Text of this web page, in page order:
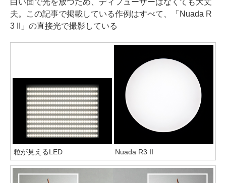
夫。この記事で掲載している作例はすべて、「Nuada R
3 II」の直接光で撮影している
粒が見えるLED Nuada R3 II